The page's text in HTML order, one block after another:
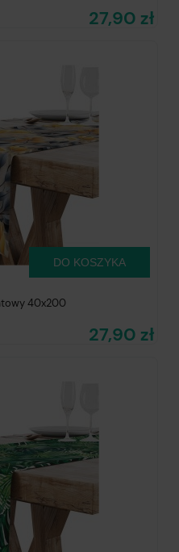
27,90 zł
40x200
27,90 zł
DO KOSZYKA